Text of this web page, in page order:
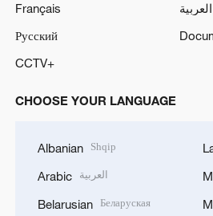
Français
العربية
Русский
CCTV+
CHOOSE YOUR LANGUAGE
Albanian Shqip
Arabic العربية
Belarusian Беларуская